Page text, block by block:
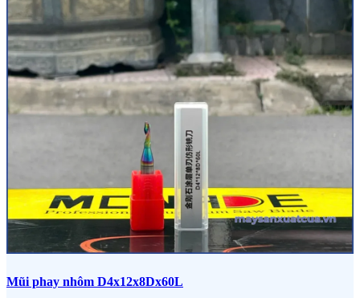
Mũi phay nhôm D4x12x8Dx60L